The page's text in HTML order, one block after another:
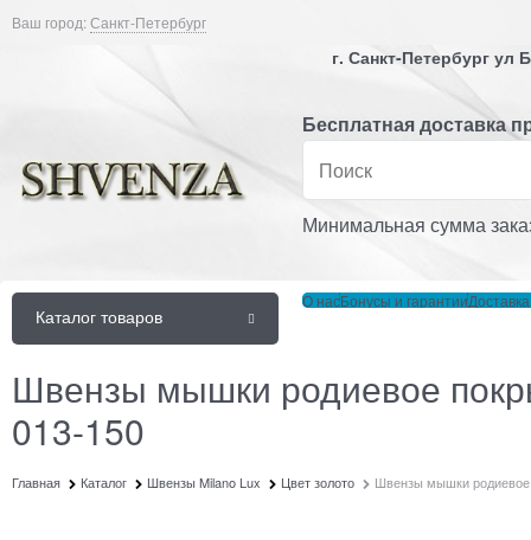
Ваш город:Санкт-Петербург
г. Санкт-Петербург
Бесплатная доставка
Минимальная сумма
Каталог товаров
О насБонусы и гарантии
Швензы мышки родиевое
013-150
Главная Каталог Швензы Milano Lux Цвет золото Швензы мышки родиевое